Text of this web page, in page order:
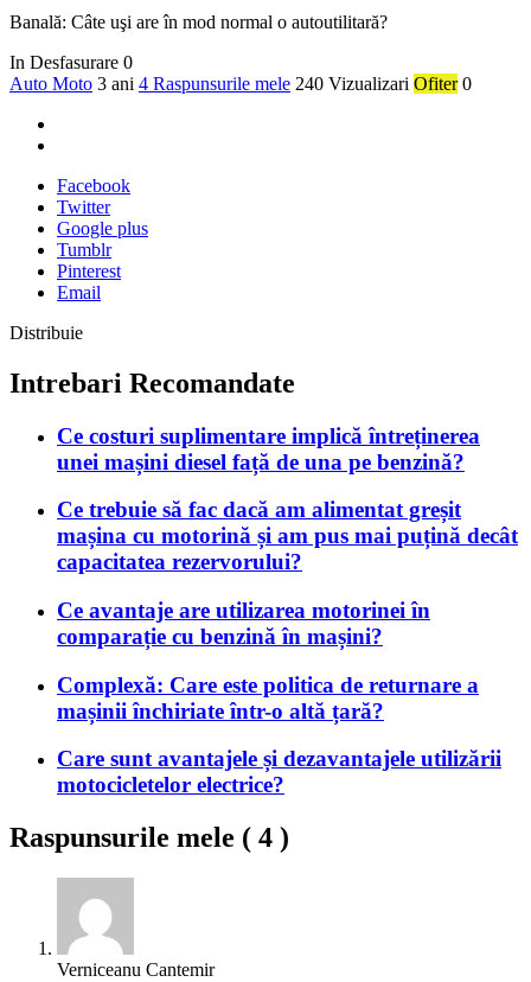
Banală: Câte uşi are în mod normal o autoutilitară?
In Desfasurare 0
Auto Moto 3 ani 4 Raspunsurile mele 240 Vizualizari Ofiter 0
Facebook
Twitter
Google plus
Tumblr
Pinterest
Email
Distribuie
Intrebari Recomandate
Ce costuri suplimentare implică întreținerea
unei mașini diesel față de una pe benzină?
Ce trebuie să fac dacă am alimentat greșit
mașina cu motorină și am pus mai puțină decât
capacitatea rezervorului?
Ce avantaje are utilizarea motorinei în
comparație cu benzină în mașini?
Complexă: Care este politica de returnare a
mașinii închiriate într-o altă țară?
Care sunt avantajele și dezavantajele utilizării
motocicletelor electrice?
Raspunsurile mele ( 4 )
Verniceanu Cantemir